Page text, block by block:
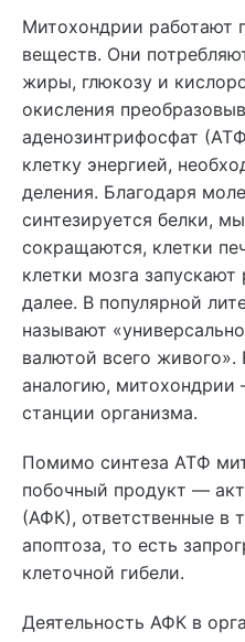
Митохондрии работают
веществ. Они
жиры, глюкозу и
окисления
аденозинтрифосфат
клетку энергией,
деления. Благодаря
синтезируется белки,
сокращаются, клетки
клетки мозга
далее. В популярной
называют
валютой всего
аналогию, митохондрии
станции организма.
Помимо синтеза АТФ
побочный продукт —
(АФК), ответственные в
апоптоза, то есть
клеточной гибели.
Деятельность АФК в